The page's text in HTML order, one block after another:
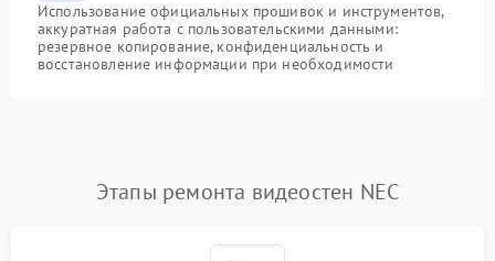
Использование официальных прошивок и инструментов,
аккуратная работа с пользовательскими данными:
резервное копирование, конфиденциальность и
восстановление информации при необходимости
Этапы ремонта видеостен NEC